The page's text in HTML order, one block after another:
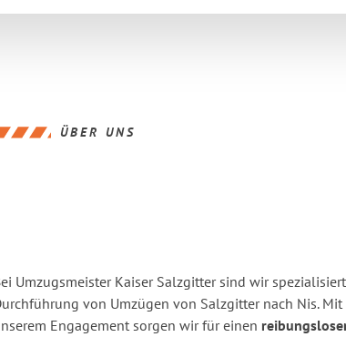
ÜBER UNS
Umzugsmeister Kaiser Salzgitter sind wir
von Umzügen von Salzgitter nach Nis.
Engagement sorgen wir für einen